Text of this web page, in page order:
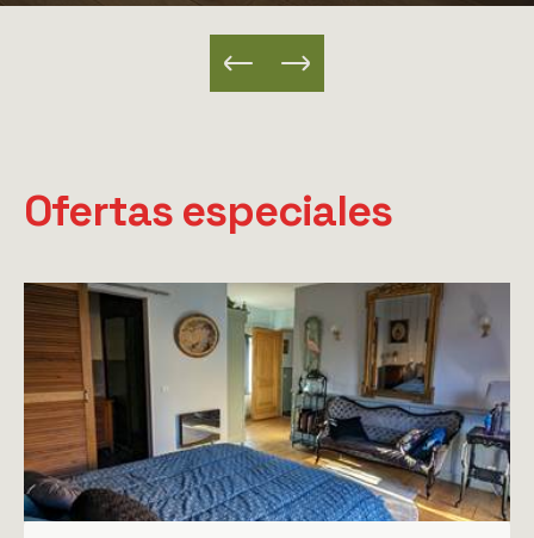
Ofertas especiales